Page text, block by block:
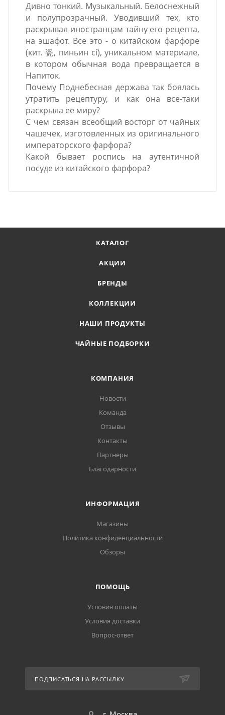
Дивно тонкий. Музыкальный. Белоснежный
и полупрозрачный. Уводивший тех, кто
раскрывал иностранцам тайну его рецепта,
на эшафот. Все это - о китайском фарфоре
(кит. 瓷, пиньин cí), уникальном материале,
в котором обычная вода превращается в
Напиток.
Почему Поднебесная держава так боялась
утратить рецептуру, и как она все-таки
раскрыла ее миру?
С чем связан всеобщий восторг от чайных
чашечек, изготовленных из оригинального
императорского фарфора?
Какой бывает роспись на аутентичной
посуде из китайского фарфора?
КАТАЛОГ
АКЦИИ
БРЕНДЫ
КОЛЛЕКЦИИ
НАШИ ПРОДУКТЫ
ЧАЙНЫЕ ПОДБОРКИ
КОМПАНИЯ
Новости
Команда
Отзывы
Контакты
Партнеры
Благодарности
ИНФОРМАЦИЯ
Магазины
Политика конфиденциальности
Обзоры
ПОМОЩЬ
Условия оплаты
Условия доставки
Вопрос-ответ
ПОДПИСАТЬСЯ НА РАССЫЛКУ